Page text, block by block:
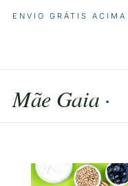
ENVIO GRÁTIS
Mãe Gaia ·